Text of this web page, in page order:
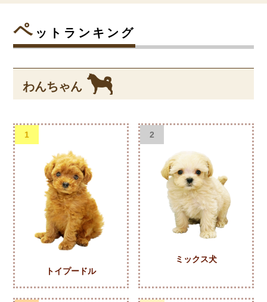
ペ ットランキング
わんちゃん
1
トイプードル
2
ミックス犬